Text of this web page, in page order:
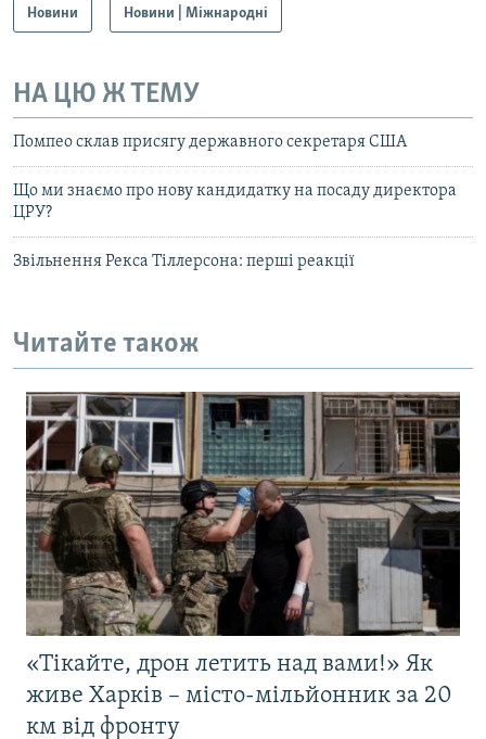
Новини Новини | Міжнародні
НА ЦЮ Ж ТЕМУ
Помпео склав присягу державного секретаря США
Що ми знаємо про нову кандидатку на посаду директора
ЦРУ?
Звільнення Рекса Тіллерсона: перші реакції
Читайте також
«Тікайте, дрон летить над вами!» Як
живе Харків – місто-мільйонник за 20
км від фронту